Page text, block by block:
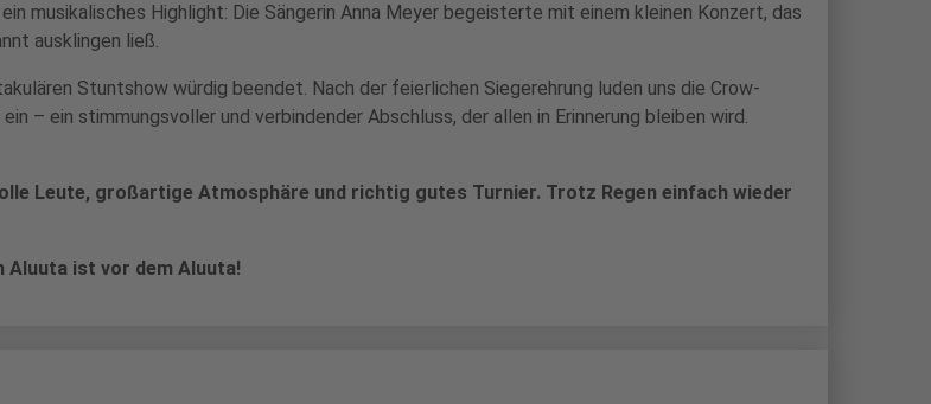
musikalisches Highlight: Die Sängerin Anna Meyer begeisterte mit einem kleinen Konzert, das
ausklingen ließ.
Stuntshow würdig beendet. Nach der feierlichen Siegerehrung luden uns die Crow-
– ein stimmungsvoller und verbindender Abschluss, der allen in Erinnerung bleiben wird.
Leute, großartige Atmosphäre und richtig gutes Turnier. Trotz Regen einfach wieder
Aluuta ist vor dem Aluuta!